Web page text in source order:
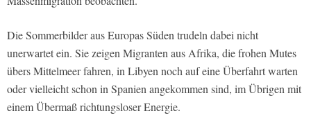
Die Sommerbilder aus Europas Süden trudeln dabei nicht
unerwartet ein. Sie zeigen Migranten aus Afrika, die frohen Mutes
übers Mittelmeer fahren, in Libyen noch auf eine Überfahrt warten
oder vielleicht schon in Spanien angekommen sind, im Übrigen mit
einem Übermaß richtungsloser Energie.